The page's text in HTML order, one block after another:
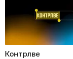
Контрлве